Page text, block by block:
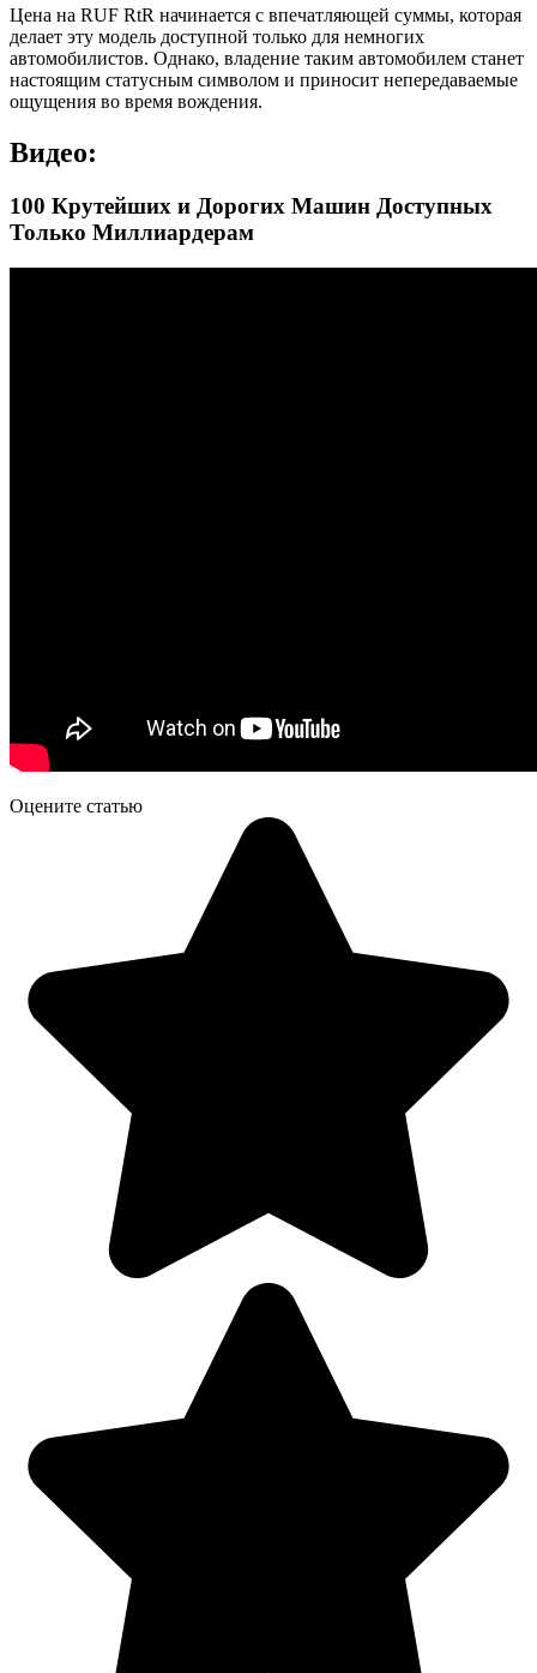
Цена на RUF RtR начинается с впечатляющей суммы, которая
делает эту модель доступной только для немногих
автомобилистов. Однако, владение таким автомобилем станет
настоящим статусным символом и приносит непередаваемые
ощущения во время вождения.
Видео:
100 Крутейших и Дорогих Машин Доступных
Только Миллиардерам
Оцените статью